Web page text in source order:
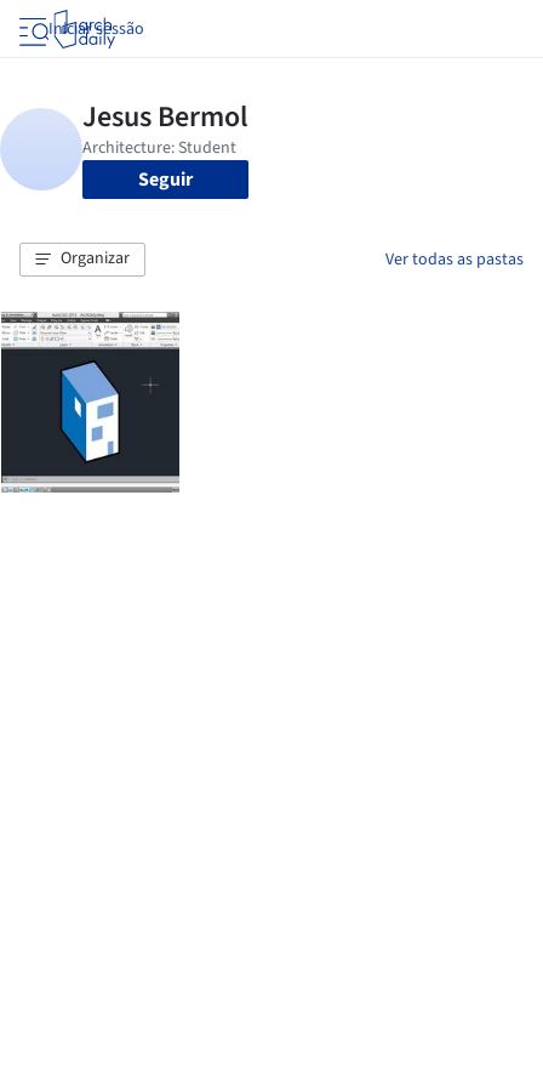
Iniciar sessão
Seguir
Organizar Ver todas as pastas